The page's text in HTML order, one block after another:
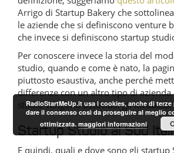
Arrigo di Startup Bakery che
le aziende che si definiscono venture
che invece si definiscono startup
Per conoscere invece la storia del
studio, quando e come è nato, la
piuttosto esaustiva, anche perché
differenze con un altro tipo di
studio vengono associati: gli
Startup Studio al Sud
E quindi, quali e dove sono gli startup
RadioStartMeUp.it usa i cookies, anche di
dare il consenso così da proseguire al meglio
ottimizzata. maggiori informazioni